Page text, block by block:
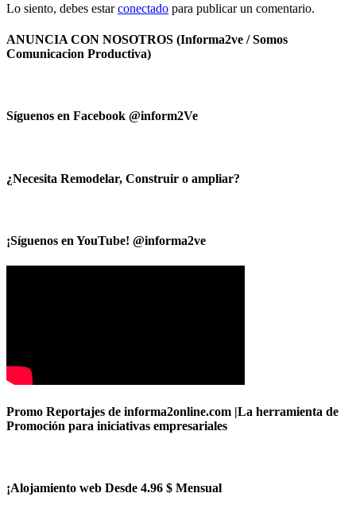
Lo siento, debes estarconectado para publicar un comentario.
ANUNCIA CON NOSOTROS (Informa2ve / Somos
Comunicacion Productiva)
Síguenos en Facebook @inform2Ve
¿Necesita Remodelar, Construir o ampliar?
¡Síguenos en YouTube! @informa2ve
Promo Reportajes de informa2online.com |La herramienta de
Promoción para iniciativas empresariales
¡Alojamiento web Desde 4.96 $ Mensual